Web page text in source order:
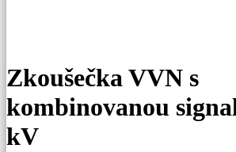
Zkoušečka VVN s
kombinovanou
kV